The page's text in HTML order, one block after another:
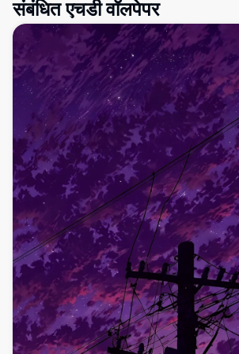
संबंधित एचडी वॉलपेपर